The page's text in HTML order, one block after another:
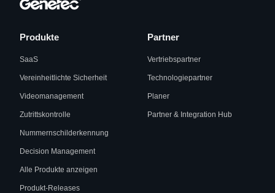
Produkte
SaaS
Vereinheitlichte Sicherheit
Videomanagement
Zutrittskontrolle
Nummernschilderkennung
Decision Management
Alle Produkte anzeigen
Produkt-Releases
Partner
Vertriebspartner
Technologiepartner
Planer
Partner & Integration Hub